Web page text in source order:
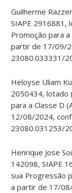
Guilherme
SIAPE 2916881,
Promoção para
partir de 17/09/
23080.033331/
Heloyse Uliam
2050434, lotado
para a Classe D
12/08/2024,
23080.031253/
Henrique Jose
142098, SIAPE
sua Progressão
a partir de 17/